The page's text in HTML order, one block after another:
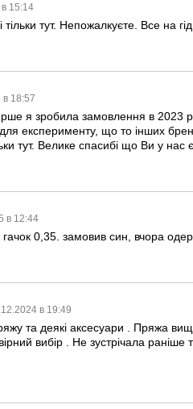
15:14
тут. Непожалкуєте. Все на
в 18:57
я зробила замовлення в 2023
експерименту, що то інших
тут. Велике спасибі що Ви у нас є.
в 12:44
0,35. замовив син, вчора
в 19:49
та деякі аксесуари . Пряжа
вибір . Не зустрічала раніше